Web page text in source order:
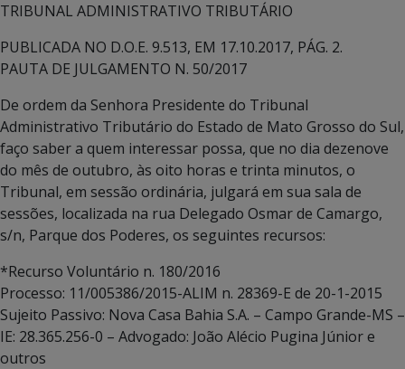
TRIBUNAL ADMINISTRATIVO TRIBUTÁRIO
PUBLICADA NO D.O.E. 9.513, EM 17.10.2017, PÁG. 2.
PAUTA DE JULGAMENTO N. 50/2017
De ordem da Senhora Presidente do Tribunal
Administrativo Tributário do Estado de Mato Grosso do Sul,
faço saber a quem interessar possa, que no dia dezenove
do mês de outubro, às oito horas e trinta minutos, o
Tribunal, em sessão ordinária, julgará em sua sala de
sessões, localizada na rua Delegado Osmar de Camargo,
s/n, Parque dos Poderes, os seguintes recursos:
*Recurso Voluntário n. 180/2016
Processo: 11/005386/2015-ALIM n. 28369-E de 20-1-2015
Sujeito Passivo: Nova Casa Bahia S.A. – Campo Grande-MS –
IE: 28.365.256-0 – Advogado: João Alécio Pugina Júnior e
outros